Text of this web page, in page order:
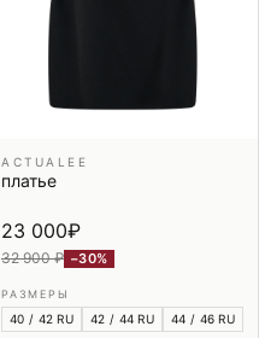
ACTUALEE
платье
23 000₽
32 900 ₽ −30%
РАЗМЕРЫ
40 / 42 RU 42 / 44 RU 44 / 46 RU